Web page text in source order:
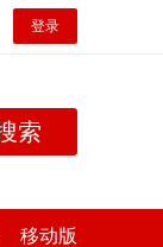
登录
索
移动版